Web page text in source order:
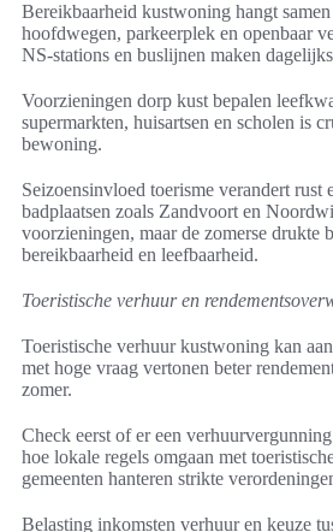
Bereikbaarheid kustwoning hangt
hoofdwegen, parkeerplek en openbaar
NS-stations en buslijnen maken
Voorzieningen dorp kust bepalen
supermarkten, huisartsen en scholen is
bewoning.
Seizoensinvloed toerisme verandert rust
badplaatsen zoals Zandvoort en
voorzieningen, maar de zomerse drukte
bereikbaarheid en leefbaarheid.
Toeristische verhuur en
Toeristische verhuur kustwoning kan
met hoge vraag vertonen beter
zomer.
Check eerst of er een
hoe lokale regels omgaan met
gemeenten hanteren strikte
Belasting inkomsten verhuur en keuze